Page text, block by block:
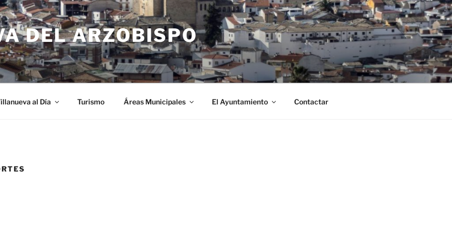
DEL ARZOBISPO
al Día Turismo Áreas Municipales El Ayuntamiento Contactar